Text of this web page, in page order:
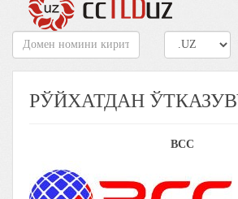
РЎЙХАТДАН
BCC